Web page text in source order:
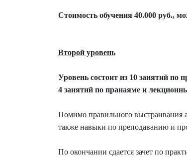
Стоимость обучения 40.000 руб.,
Второй уровень
Уровень состоит из 10 занятий по
4 занятий по пранаяме и
Помимо правильного выстраивания
также навыки по преподаванию и
По окончании сдается зачет по